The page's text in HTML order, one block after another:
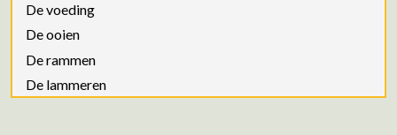
De voeding
De ooien
De rammen
De lammeren